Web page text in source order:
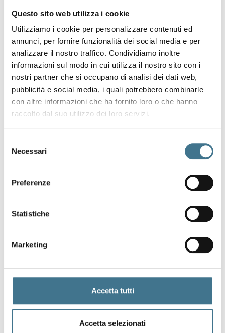
Questo sito web utilizza i cookie
Utilizziamo i cookie per personalizzare contenuti ed
annunci, per fornire funzionalità dei social media e per
analizzare il nostro traffico. Condividiamo inoltre
informazioni sul modo in cui utilizza il nostro sito con i
nostri partner che si occupano di analisi dei dati web,
pubblicità e social media, i quali potrebbero combinarle
con altre informazioni che ha fornito loro o che hanno
raccolto dal suo utilizzo dei loro servizi.
delNecessari
Preferenze
Statistiche
Marketing
Accetta tutti
Accetta selezionati
Design